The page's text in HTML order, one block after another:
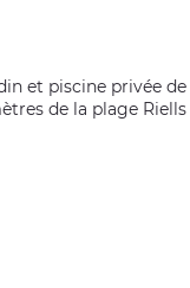
et piscine privée de
de la plage Riells